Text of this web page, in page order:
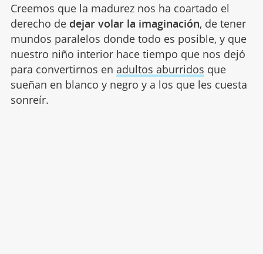
Creemos que la madurez nos ha coartado el
derecho de dejar volar la imaginación, de tener
mundos paralelos donde todo es posible, y que
nuestro niño interior hace tiempo que nos dejó
para convertirnos en adultos aburridos que
sueñan en blanco y negro y a los que les cuesta
sonreír.